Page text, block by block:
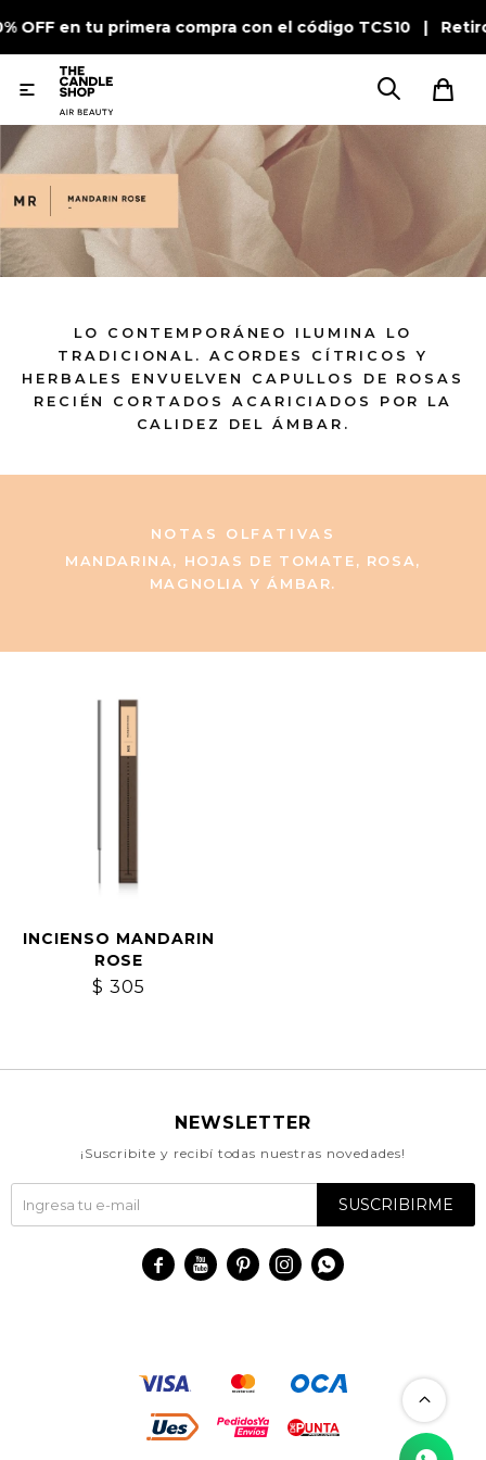
OFF en tu primera compra con el código TCS10 |

LO CONTEMPORÁNEO ILUMINA LO
TRADICIONAL. ACORDES CÍTRICOS Y
HERBALES ENVUELVEN CAPULLOS DE ROSAS
RECIÉN CORTADOS ACARICIADOS POR LA
CALIDEZ DEL ÁMBAR.
NOTAS OLFATIVAS
MANDARINA, HOJAS DE TOMATE, ROSA,
MAGNOLIA Y ÁMBAR.
INCIENSO MANDARIN
ROSE
$ 305
NEWSLETTER
¡Suscribite y recibí todas nuestras novedades!
SUSCRIBIRME
    